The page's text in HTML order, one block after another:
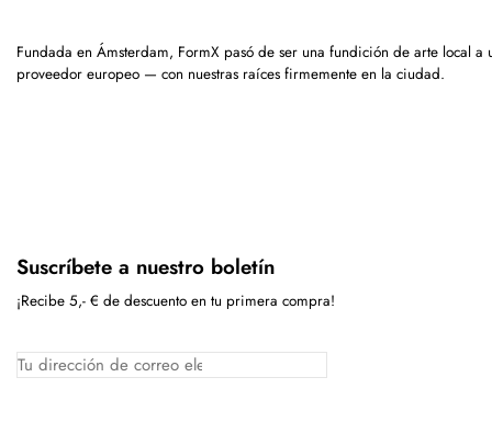
Fundada en Ámsterdam, FormX pasó de ser una fundición de arte local a
proveedor europeo — con nuestras raíces firmemente en la ciudad.
Suscríbete a nuestro boletín
¡Recibe 5,- € de descuento en tu primera compra!